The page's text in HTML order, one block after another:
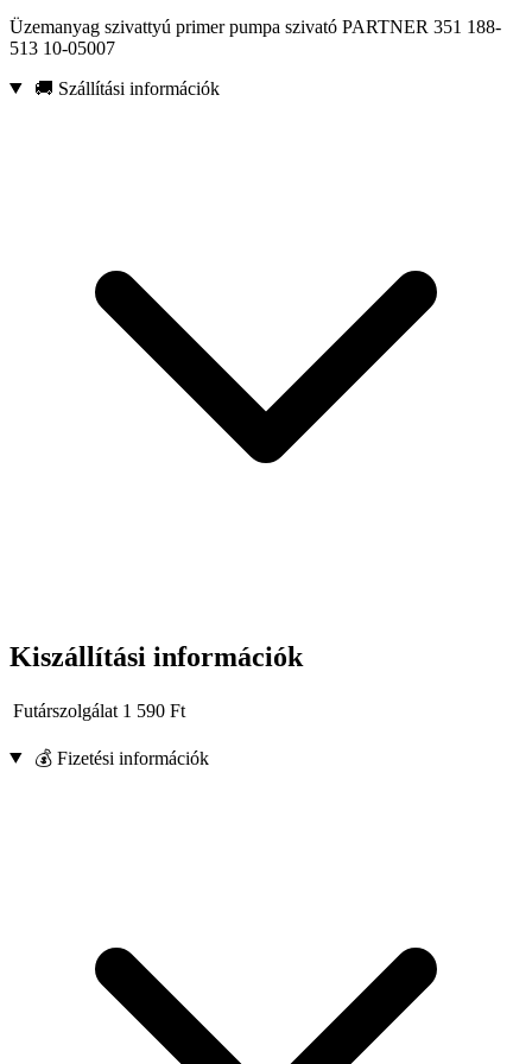
Üzemanyag szivattyú primer pumpa szivató PARTNER 351 188-
513 10-05007
🚚 Szállítási információk
Kiszállítási információk
Futárszolgálat 1 590 Ft
💰 Fizetési információk